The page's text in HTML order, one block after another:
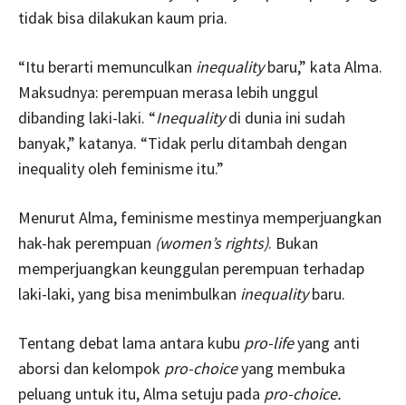
tidak bisa dilakukan kaum pria.
“Itu berarti memunculkan inequalitybaru,” kata Alma.
Maksudnya: perempuan merasa lebih unggul
dibanding laki-laki. “Inequalitydi dunia ini sudah
banyak,” katanya. “Tidak perlu ditambah dengan
inequality oleh feminisme itu.”
Menurut Alma, feminisme mestinya memperjuangkan
hak-hak perempuan (women’s rights). Bukan
memperjuangkan keunggulan perempuan terhadap
laki-laki, yang bisa menimbulkan inequalitybaru.
Tentang debat lama antara kubu pro-lifeyang anti
aborsi dan kelompok pro-choiceyang membuka
peluang untuk itu, Alma setuju pada pro-choice.